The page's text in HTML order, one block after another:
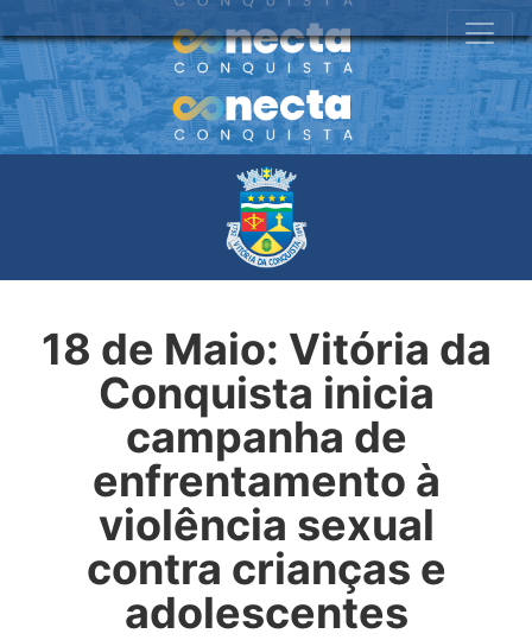
18 de Maio: Vitória da
Conquista inicia
campanha de
enfrentamento à
violência sexual
contra crianças e
adolescentes